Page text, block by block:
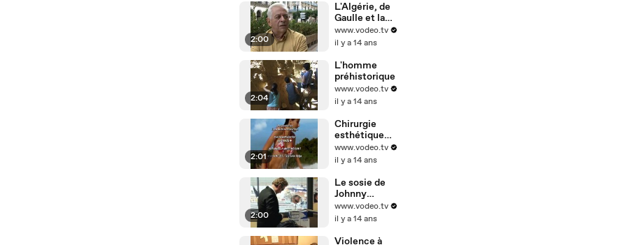
2:00
L'Algérie, de
Gaulle et la
bombe
www.vodeo.tv
il y a 14 ans
2:04
L'homme
préhistorique
www.vodeo.tv
il y a 14 ans
2:01
Chirurgie
esthétique
par injection
www.vodeo.tv
il y a 14 ans
2:00
Le sosie de
Johnny
Hallyday
www.vodeo.tv
il y a 14 ans
Violence à